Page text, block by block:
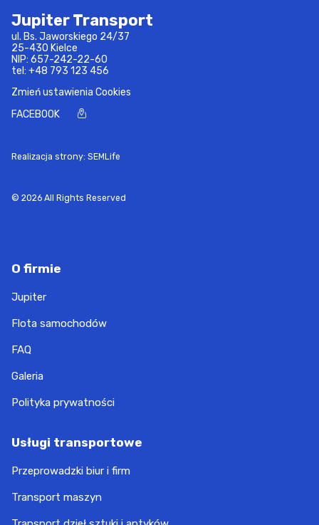
Jupiter Transport
ul. Bs. Jaworskiego 24/37
25-430 Kielce
NIP: 657-242-22-60
tel: +48 793 123 456
Zmień ustawienia Cookies
FACEBOOK
Realizacja strony: SEMLife
© 2026 All Rights Reserved
O firmie
Jupiter
Flota samochodów
FAQ
Galeria
Polityka prywatności
Usługi transportowe
Przeprowadzki biur i firm
Transport maszyn